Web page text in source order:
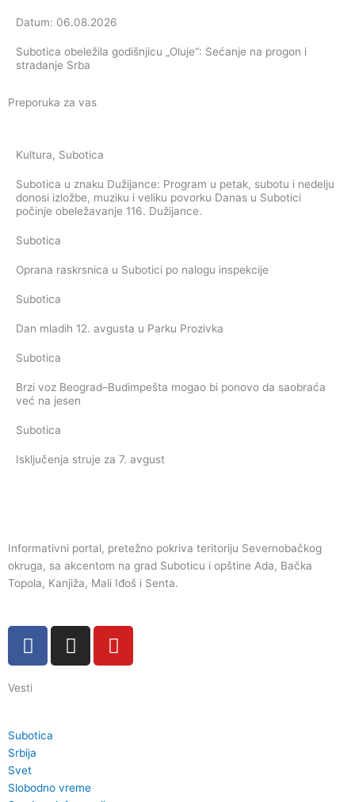
Datum: 06.08.2026
Subotica obeležila godišnjicu „Oluje“: Sećanje na progon i
stradanje Srba
Preporuka za vas
Kultura, Subotica
Subotica u znaku Dužijance: Program u petak, subotu i nedelju
donosi izložbe, muziku i veliku povorku Danas u Subotici
počinje obeležavanje 116. Dužijance.
Subotica
Oprana raskrsnica u Subotici po nalogu inspekcije
Subotica
Dan mladih 12. avgusta u Parku Prozivka
Subotica
Brzi voz Beograd–Budimpešta mogao bi ponovo da saobraća
već na jesen
Subotica
Isključenja struje za 7. avgust
Informativni portal, pretežno pokriva teritoriju Severnobačkog
okruga, sa akcentom na grad Suboticu i opštine Ada, Bačka
Topola, Kanjiža, Mali Iđoš i Senta.
F
a
e
o
o
k
I
n
m
Y
o
Vesti
Subotica
Srbija
Svet
Slobodno vreme